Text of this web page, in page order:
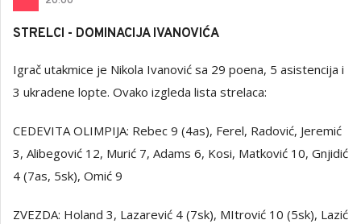
STRELCI - DOMINACIJA IVANOVIĆA
Igrač utakmice je Nikola Ivanović sa 29 poena, 5 asistencija i
3 ukradene lopte. Ovako izgleda lista strelaca:
CEDEVITA OLIMPIJA: Rebec 9 (4as), Ferel, Radović, Jeremić
3, Alibegović 12, Murić 7, Adams 6, Kosi, Matković 10, Gnjidić
4 (7as, 5sk), Omić 9
ZVEZDA: Holand 3, Lazarević 4 (7sk), MItrović 10 (5sk), Lazić